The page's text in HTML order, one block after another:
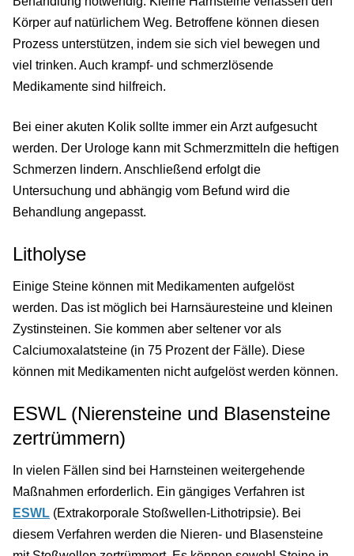
Körper auf natürlichem Weg. Betroffene können diesen
Prozess unterstützen, indem sie sich viel bewegen und
viel trinken. Auch krampf- und schmerzlösende
Medikamente sind hilfreich.
Bei einer akuten Kolik sollte immer ein Arzt aufgesucht
werden. Der Urologe kann mit Schmerzmitteln die heftigen
Schmerzen lindern. Anschließend erfolgt die
Untersuchung und abhängig vom Befund wird die
Behandlung angepasst.
Litholyse
Einige Steine können mit Medikamenten aufgelöst
werden. Das ist möglich bei Harnsäuresteine und kleinen
Zystinsteinen. Sie kommen aber seltener vor als
Calciumoxalatsteine (in 75 Prozent der Fälle). Diese
können mit Medikamenten nicht aufgelöst werden können.
ESWL (Nierensteine und Blasensteine
zertrümmern)
In vielen Fällen sind bei Harnsteinen weitergehende
Maßnahmen erforderlich. Ein gängiges Verfahren ist
ESWL (Extrakorporale Stoßwellen-Lithotripsie). Bei
diesem Verfahren werden die Nieren- und Blasensteine